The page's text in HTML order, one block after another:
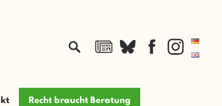
Recht braucht Beratung